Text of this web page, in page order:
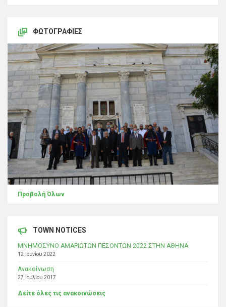
ΦΩΤΟΓΡΑΦΊΕΣ
Προβολή Όλων
TOWN NOTICES
ΜΝΗΜΟΣΥΝΟ ΑΜΑΡΙΩΤΩΝ ΠΕΣΟΝΤΩΝ 2022 ΣΤΗΝ ΑΘΗΝΑ
12 Ιουνίου 2022
Ανακοίνωση
27 Ιουλίου 2017
Δείτε όλες τις ανακοινώσεις